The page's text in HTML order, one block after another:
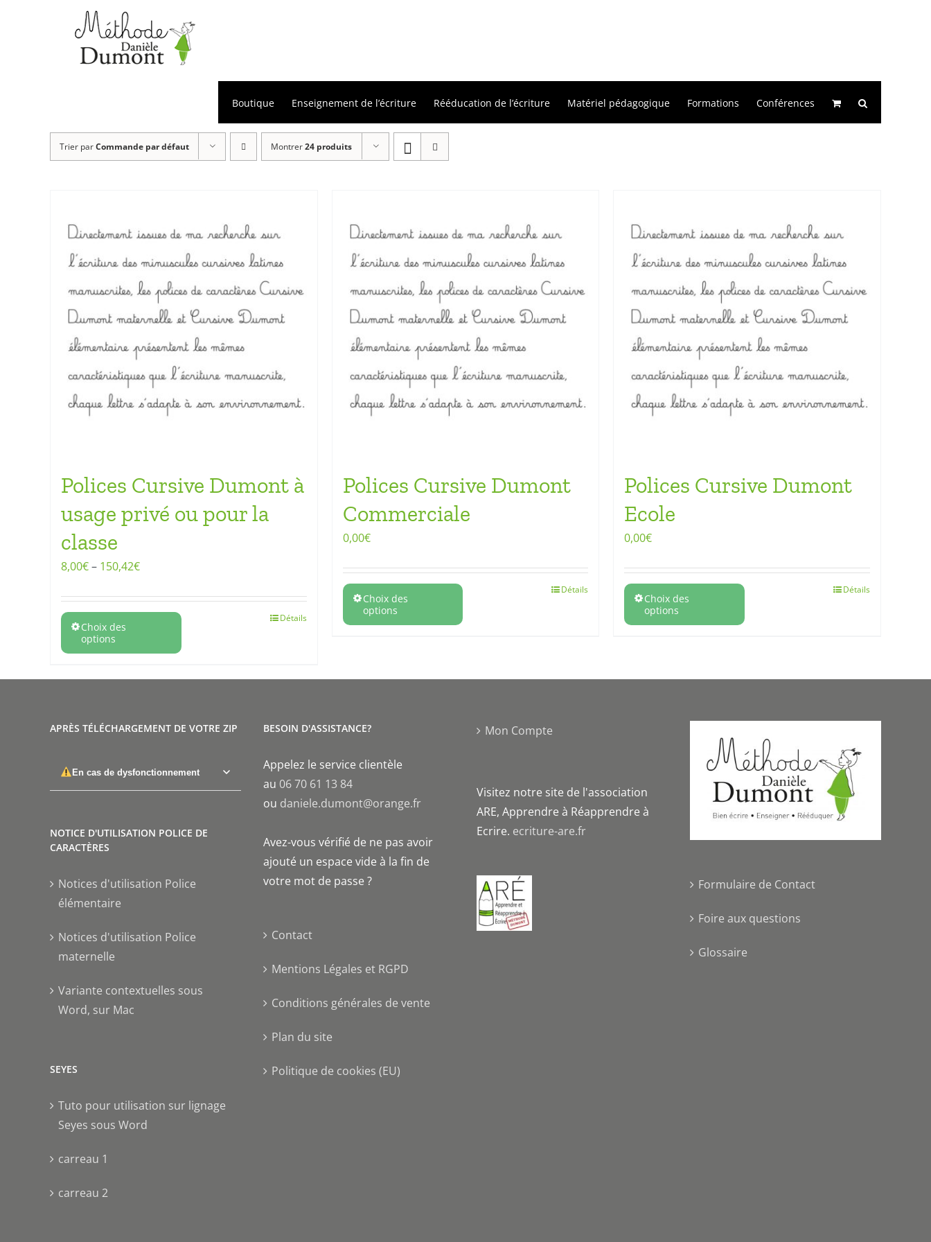
Boutique Enseignement de l’écriture Rééducation de l’écriture Matériel pédagogique Formations Conférences
Trier parCommande par défaut Montrer24 produits
Polices Cursive Dumont à
usage privé ou pour la
classe
8,00€– 150,42€
Choix des
options
Détails
Polices Cursive Dumont
Commerciale
0,00€
Choix des
options
Détails
Polices Cursive Dumont
Ecole
0,00€
Choix des
options
Détails
APRÈS TÉLÉCHARGEMENT DE VOTRE ZIP
En cas de dysfonctionnement
NOTICE D'UTILISATION POLICE DE
CARACTÈRES
Notices d'utilisation Police
élémentaire
Notices d'utilisation Police
maternelle
Variante contextuelles sous
Word, sur Mac
SEYES
Tuto pour utilisation sur lignage
Seyes sous Word
carreau 1
carreau 2
BESOIN D'ASSISTANCE?
Appelez le service clientèle
au 06 70 61 13 84
ou daniele.dumont@orange.fr
Avez-vous vérifié de ne pas avoir
ajouté un espace vide à la fin de
votre mot de passe ?
Contact
Mentions Légales et RGPD
Conditions générales de vente
Plan du site
Politique de cookies (EU)
Mon Compte
Visitez notre site de l'association
ARE, Apprendre à Réapprendre à
Ecrire. ecriture-are.fr
Formulaire de Contact
Foire aux questions
Glossaire